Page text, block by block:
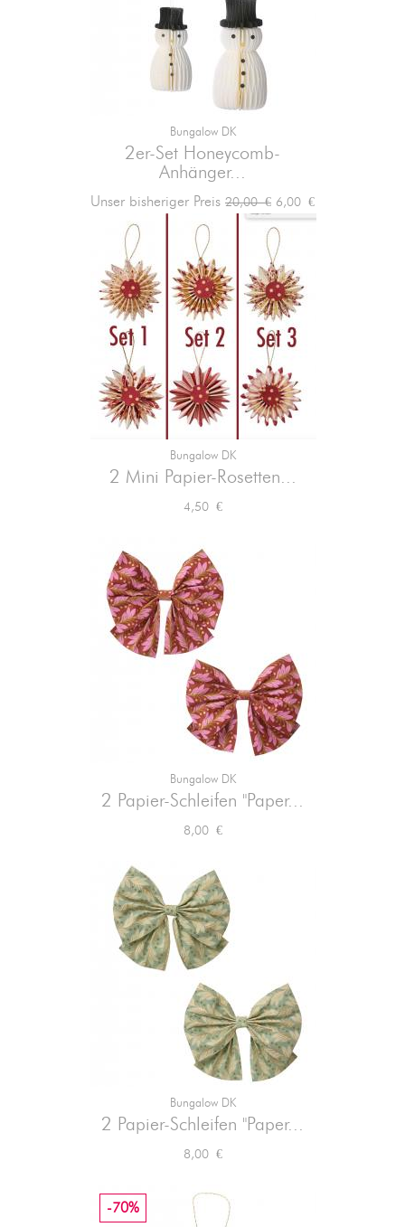
Bungalow DK
2er-Set Honeycomb-
Anhänger...
Unser bisheriger Preis Verkaufspreis
20,00 € Preis
6,00 €
Bungalow DK
2 Mini Papier-Rosetten...
Preis
4,50 €
Bungalow DK
2 Papier-Schleifen "Paper...
Preis
8,00 €
Bungalow DK
2 Papier-Schleifen "Paper...
Preis
8,00 €
-70%